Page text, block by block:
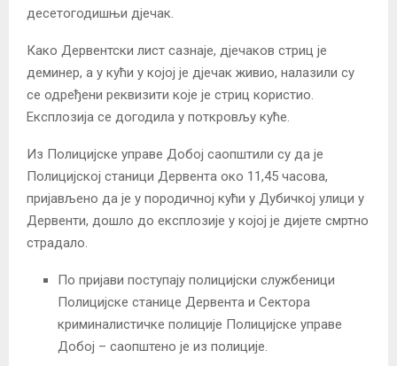
десетогодишњи дјечак.
Како Дервентски лист сазнаје, дјечаков стриц је
деминер, а у кући у којој је дјечак живио, налазили су
се одређени реквизити које је стриц користио.
Експлозија се догодила у поткровљу куће.
Из Полицијске управе Добој саопштили су да је
Полицијској станици Дервента око 11,45 часова,
пријављено да је у породичној кући у Дубичкој улици у
Дервенти, дошло до експлозије у којој је дијете смртно
страдало.
По пријави поступају полицијски службеници
Полицијске станице Дервента и Сектора
криминалистичке полиције Полицијске управе
Добој – саопштено је из полиције.